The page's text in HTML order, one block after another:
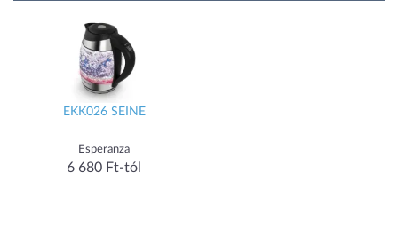
EKK026 SEINE
Esperanza
6 680 Ft-tól